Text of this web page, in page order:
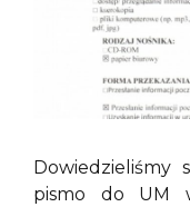
Dowiedzieliśmy
pismo do UM